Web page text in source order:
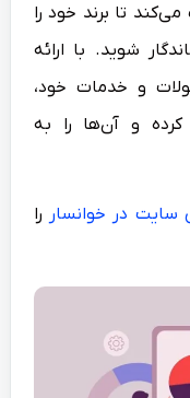
تا برند خود را
شوید. با ارائه
و خدمات خود،
کرده و آن‌ها را به
سایت در خوانسار را